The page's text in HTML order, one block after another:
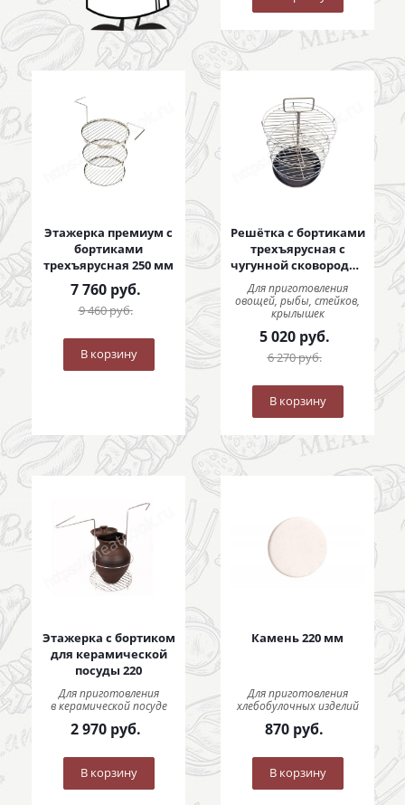
Этажерка премиум с
бортиками
трехъярусная 250 мм
7 760руб.
9 460руб.
В корзину
Решётка с бортиками
трехъярусная с
чугунной сковородой
Для приготовления
овощей, рыбы, стейков,
крылышек
5 020руб.
6 270руб.
В корзину
Этажерка с бортиком
для керамической
посуды 220
Для приготовления
в керамической посуде
2 970руб.
В корзину
Камень 220 мм
Для приготовления
хлебобулочных изделий
870 руб.
В корзину